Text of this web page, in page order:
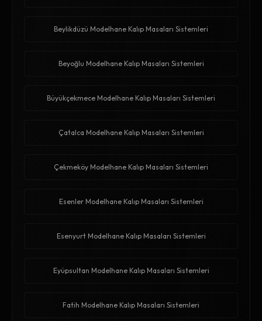
Beylikdüzü Modelhane Kalıp Masaları Sistemleri
Beyoğlu Modelhane Kalıp Masaları Sistemleri
Büyükçekmece Modelhane Kalıp Masaları Sistemleri
Çatalca Modelhane Kalıp Masaları Sistemleri
Çekmeköy Modelhane Kalıp Masaları Sistemleri
Esenler Modelhane Kalıp Masaları Sistemleri
Esenyurt Modelhane Kalıp Masaları Sistemleri
Eyüpsultan Modelhane Kalıp Masaları Sistemleri
Fatih Modelhane Kalıp Masaları Sistemleri